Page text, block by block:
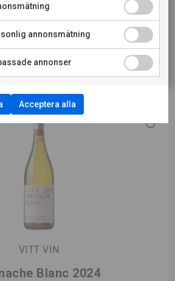
OM PRODUCENTEN
VITT VIN
Blanc 2024
annonsmätning
annonser
Acceptera alla